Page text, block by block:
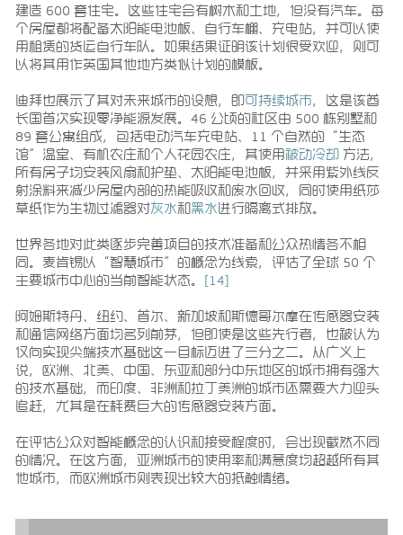
建造 600 套住宅。这些住宅会有树木和土地，但没有汽车。每
个房屋都将配备太阳能电池板、自行车棚、充电站，并可以使
用租赁的货运自行车队。如果结果证明该计划很受欢迎，则可
以将其用作英国其他地方类似计划的模板。
迪拜也展示了其对未来城市的设想，即 可持续城市 ，这是该酋
长国首次实现零净能源发展。46 公顷的社区由 500 栋别墅和
89 套公寓组成，包括电动汽车充电站、11 个自然的“生态
馆”温室、有机农庄和个人花园农庄，其使用被动冷却 方法，
所有房子均安装风扇和护垫、太阳能电池板，并采用紫外线反
射涂料来减少房屋内部的热能吸收和废水回收，同时使用纸莎
草纸作为生物过滤器对灰水和黑水 进行隔离式排放。
世界各地对此类逐步完善项目的技术准备和公众热情各不相
同。麦肯锡以“智慧城市”的概念为线索，评估了全球 50 个
主要城市中心的当前智能状态。
[14]
阿姆斯特丹、纽约、首尔、新加坡和斯德哥尔摩在传感器安装
和通信网络方面均名列前茅，但即使是这些先行者，也被认为
仅向实现尖端技术基础这一目标迈进了三分之二。从广义上
说，欧洲、北美、中国、东亚和部分中东地区的城市拥有强大
的技术基础，而印度、非洲和拉丁美洲的城市还需要大力迎头
追赶，尤其是在耗费巨大的传感器安装方面。
在评估公众对智能概念的认识和接受程度时，会出现截然不同
的情况。在这方面，亚洲城市的使用率和满意度均超越所有其
他城市，而欧洲城市则表现出较大的抵触情绪。